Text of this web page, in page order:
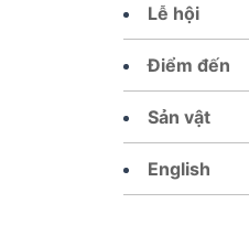
Lễ hội
Điểm đến
Sản vật
English